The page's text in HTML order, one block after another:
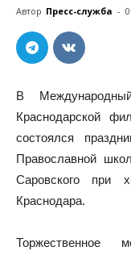
Автор Пресс-служба -
В
Краснодарской
состоялся
Православной
Саровского при
Краснодара.
Торжественное